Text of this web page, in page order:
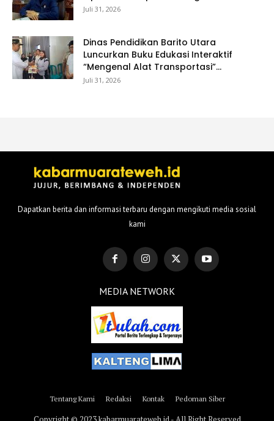
Juli 31, 2026
Dinas Pendidikan Barito Utara
Luncurkan Buku Edukasi Interaktif
“Mengenal Alat Transportasi”...
Juli 31, 2026
Dapatkan berita dan informasi terbaru dengan mengikuti media sosial
kami
MEDIA NETWORK
Tentang Kami Redaksi Kontak Pedoman Siber